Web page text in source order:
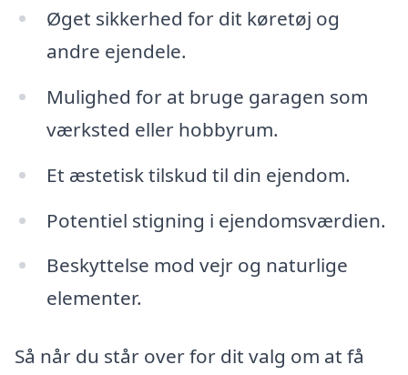
Øget sikkerhed for dit køretøj og
andre ejendele.
Mulighed for at bruge garagen som
værksted eller hobbyrum.
Et æstetisk tilskud til din ejendom.
Potentiel stigning i ejendomsværdien.
Beskyttelse mod vejr og naturlige
elementer.
Så når du står over for dit valg om at få